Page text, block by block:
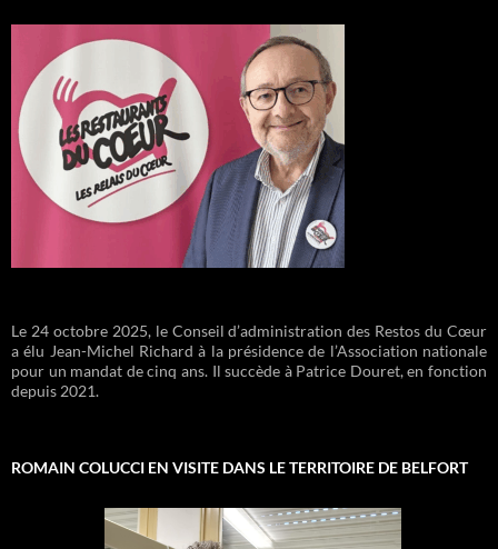
Le 24 octobre 2025, le Conseil d’administration des Restos du Cœur
a élu Jean-Michel Richard à la présidence de l’Association nationale
pour un mandat de cinq ans. Il succède à Patrice Douret, en fonction
depuis 2021.
ROMAIN COLUCCI EN VISITE DANS LE TERRITOIRE DE BELFORT